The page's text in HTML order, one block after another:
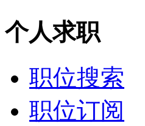
个人求职
职位搜索
职位订阅